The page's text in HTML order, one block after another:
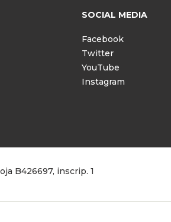
SOCIAL MEDIA
Facebook
Twitter
YouTube
Instagram
B426697, inscrip. 1